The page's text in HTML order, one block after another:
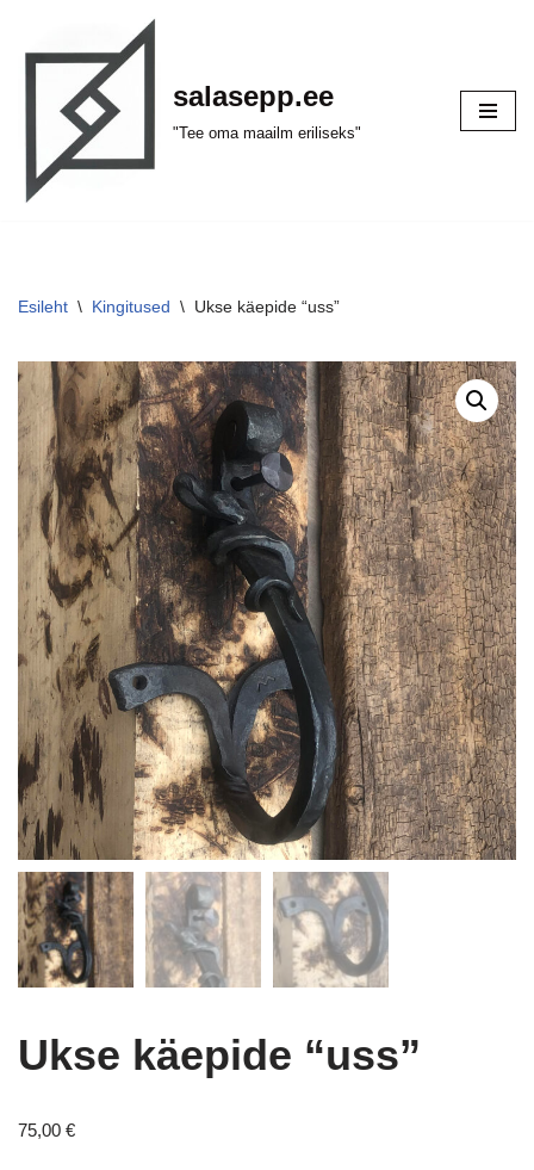
Skip
content
salasepp.ee
"Tee oma maailm eriliseks"
Esileht \ Kingitused \ Ukse käepide “uss”
Ukse käepide “uss”
75,00 €